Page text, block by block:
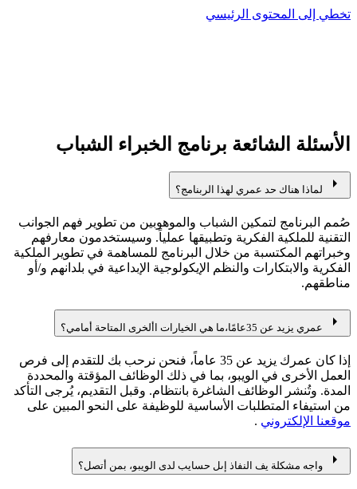
تخطي إلى المحتوى الرئيسي
الأسئلة الشائعة برنامج الخبراء الشباب
arrow_right لماذا هناك حد عمري لهذا الربنامج؟
صُمم البرنامج لتمكين الشباب والموهوبين من تطوير فهم الجوانب
التقنية للملكية الفكرية وتطبيقها عملياً. وسيستخدمون معارفهم
وخبراتهم المكتسبة من خلال البرنامج للمساهمة في تطوير الملكية
الفكرية والابتكارات والنظم الإيكولوجية الإبداعية في بلدانهم و/أو
مناطقهم.
arrow_right عمري يزيد عن 35عامًا،ما هي الخيارات األخرى المتاحة أمامي؟
إذا كان عمرك يزيد عن 35 عاماً، فنحن نرحب بك للتقدم إلى فرص
العمل الأخرى في الويبو، بما في ذلك الوظائف المؤقتة والمحددة
المدة. وتُنشر الوظائف الشاغرة بانتظام. وقبل التقديم، يُرجى التأكد
من استيفاء المتطلبات الأساسية للوظيفة على النحو المبين على
موقعنا الإلكتروني .
arrow_right واجه مشكلة يف النفاذ إىل حسايب لدى الويبو، بمن أتصل؟